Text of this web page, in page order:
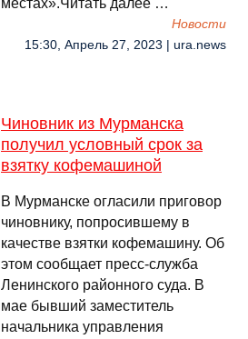
местах».Читать далее …
Новости
15:30, Апрель 27, 2023 | ura.news
Чиновник из Мурманска
получил условный срок за
взятку кофемашиной
В Мурманске огласили приговор
чиновнику, попросившему в
качестве взятки кофемашину. Об
этом сообщает пресс-служба
Ленинского районного суда. В
мае бывший заместитель
начальника управления